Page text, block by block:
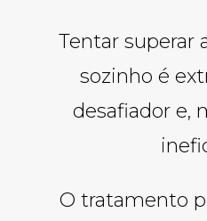
Tentar superar
sozinho é
desafiador e,
O tratamento